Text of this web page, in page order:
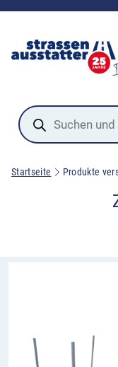
Products
search
Startseite Produkte